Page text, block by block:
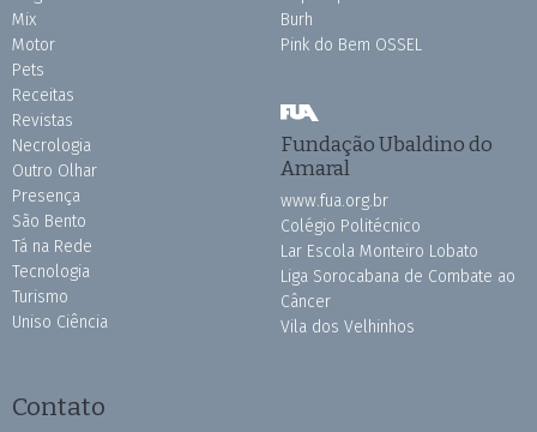
Mix
Motor
Pets
Receitas
Revistas
Necrologia
Outro Olhar
Presença
São Bento
Tá na Rede
Tecnologia
Turismo
Uniso Ciência
Burh
Pink do Bem OSSEL
Fundação Ubaldino do
Amaral
www.fua.org.br
Colégio Politécnico
Lar Escola Monteiro Lobato
Liga Sorocabana de Combate ao
Câncer
Vila dos Velhinhos
Contato